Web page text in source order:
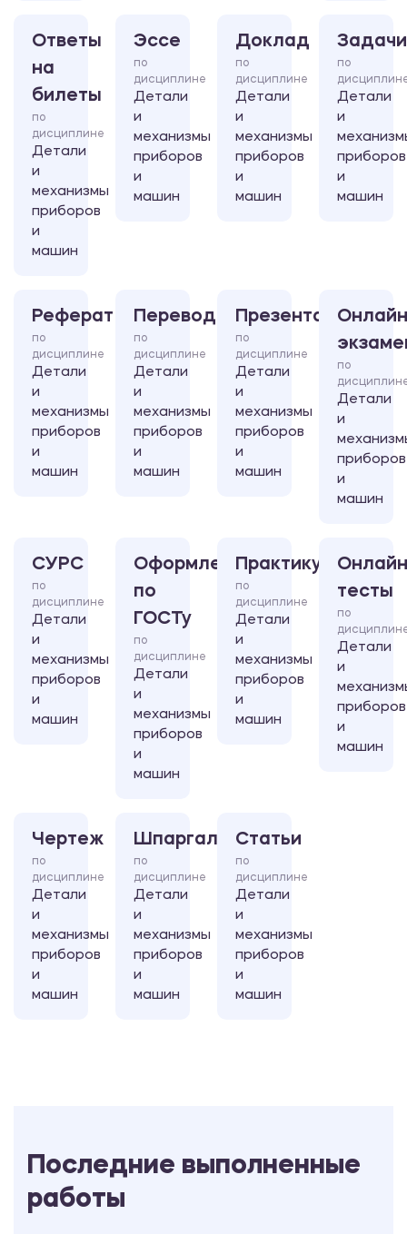
Ответы
на
билеты
по
дисциплине
Детали
и
механизмы
приборов
и
машин
Эссе
по
дисциплине
Детали
и
механизмы
приборов
и
машин
Доклад
по
дисциплине
Детали
и
механизмы
приборов
и
машин
Задачи
по
Детали
и
приборов
и
машин
Реферат
по
дисциплине
Детали
и
механизмы
приборов
и
машин
Перевод
по
дисциплине
Детали
и
механизмы
приборов
и
машин
Презентация
по
дисциплине
Детали
и
механизмы
приборов
и
машин
по
Детали
и
приборов
и
машин
СУРС
по
дисциплине
Детали
и
механизмы
приборов
и
машин
Оформление
по
ГОСТу
по
дисциплине
Детали
и
механизмы
приборов
и
машин
Практикум
по
дисциплине
Детали
и
механизмы
приборов
и
машин
тесты
по
Детали
и
приборов
и
машин
Чертеж
по
дисциплине
Детали
и
механизмы
приборов
и
машин
Шпаргалка
по
дисциплине
Детали
и
механизмы
приборов
и
машин
Статьи
по
дисциплине
Детали
и
механизмы
приборов
и
машин
Последние выполненные
работы